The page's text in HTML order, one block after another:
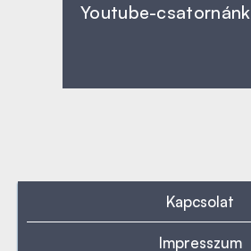
Youtube-csatornánk
Kapcsolat
Impresszum